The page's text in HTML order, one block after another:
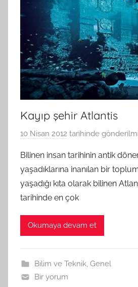
Kayıp şehir Atlantis
10 Nisan 2012 tarihinde
Bilinen insan tarihinin antik
yaşadıklarına inanılan bir
yaşadığı kıta olarak bilinen
tarihinde en çok
Okumaya devam et
Bilim ve Teknik, Genel
Bir yorum